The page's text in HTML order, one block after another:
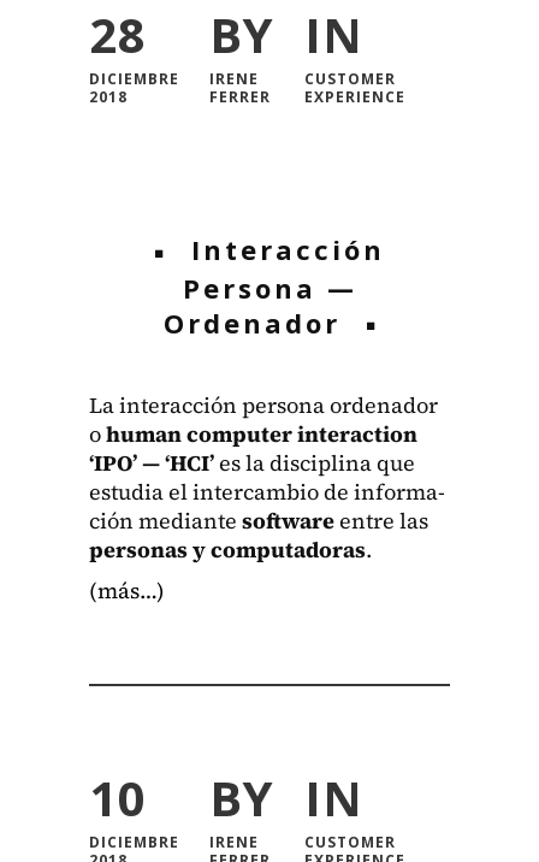
28
DICIEMBRE
2018
BY
IRENE
FERRER
IN
CUSTOMER
EXPERIENCE
Interacción
Persona —
Ordenador
La inter­ac­ción per­sona orde­nador
ohuman com­put­er inter­ac­tion
‘IPO’ — ‘HCI’es la dis­ci­plina que
estu­dia el inter­cam­bio de infor­ma­
ción medi­ante soft­wareentre las
per­sonas y com­puta­do­ras.
(más…)
10
DICIEMBRE
BY
IRENE
IN
CUSTOMER